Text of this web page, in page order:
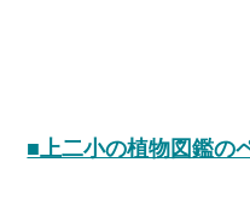
■上二小の植物図鑑の